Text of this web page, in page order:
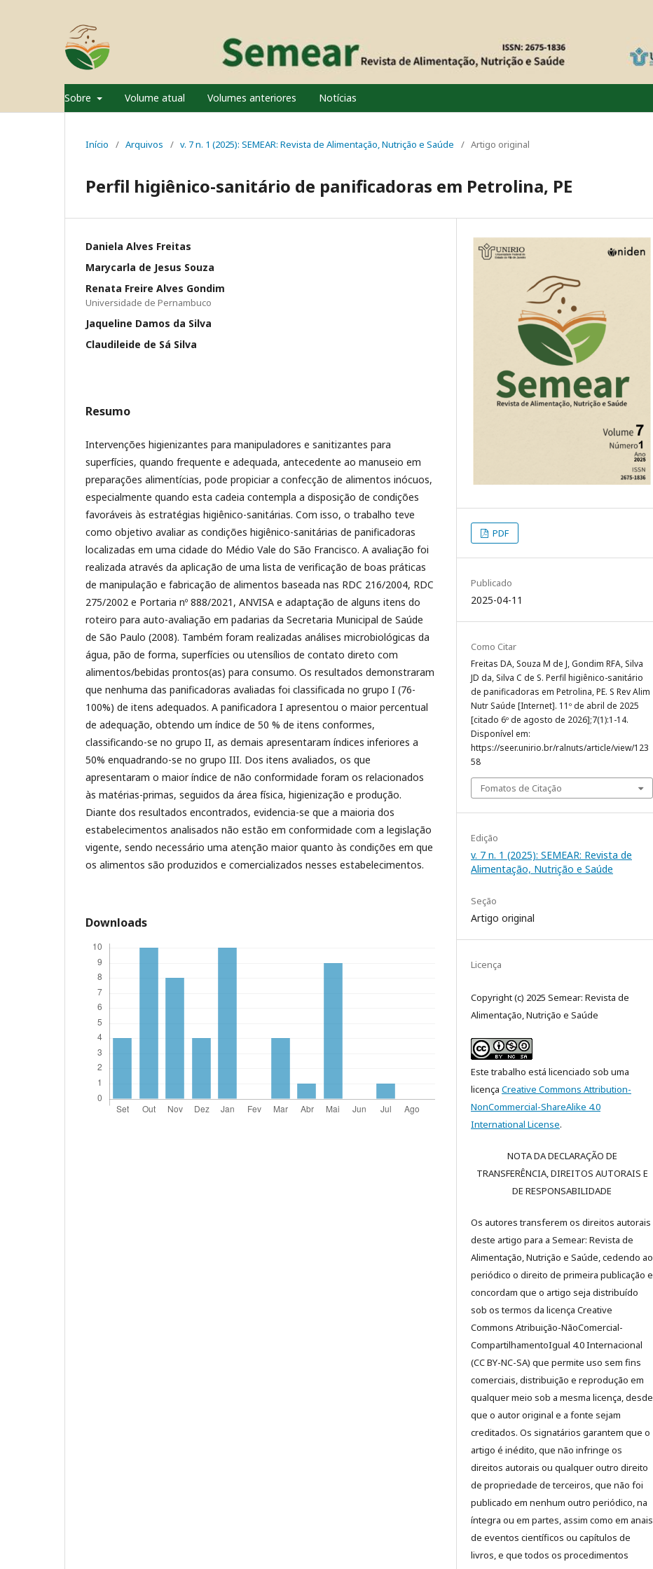
Sobre Volume atual Volumes anteriores Notícias
Início / Arquivos / v. 7 n. 1 (2025): SEMEAR: Revista de Alimentação, Nutrição e Saúde / Artigo original
Perfil higiênico-sanitário de panificadoras em Petrolina, PE
Daniela Alves Freitas
Marycarla de Jesus Souza
Renata Freire Alves Gondim
Universidade de Pernambuco
Jaqueline Damos da Silva
Claudileide de Sá Silva
Resumo
Intervenções higienizantes para manipuladores e sanitizantes para
superfícies, quando frequente e adequada, antecedente ao manuseio em
preparações alimentícias, pode propiciar a confecção de alimentos inócuos,
especialmente quando esta cadeia contempla a disposição de condições
favoráveis às estratégias higiênico-sanitárias. Com isso, o trabalho teve
como objetivo avaliar as condições higiênico-sanitárias de panificadoras
localizadas em uma cidade do Médio Vale do São Francisco. A avaliação foi
realizada através da aplicação de uma lista de verificação de boas práticas
de manipulação e fabricação de alimentos baseada nas RDC 216/2004, RDC
275/2002 e Portaria nº 888/2021, ANVISA e adaptação de alguns itens do
roteiro para auto-avaliação em padarias da Secretaria Municipal de Saúde
de São Paulo (2008). Também foram realizadas análises microbiológicas da
água, pão de forma, superfícies ou utensílios de contato direto com
alimentos/bebidas prontos(as) para consumo. Os resultados demonstraram
que nenhuma das panificadoras avaliadas foi classificada no grupo I (76-
100%) de itens adequados. A panificadora I apresentou o maior percentual
de adequação, obtendo um índice de 50 % de itens conformes,
classificando-se no grupo II, as demais apresentaram índices inferiores a
50% enquadrando-se no grupo III. Dos itens avaliados, os que
apresentaram o maior índice de não conformidade foram os relacionados
às matérias-primas, seguidos da área física, higienização e produção.
Diante dos resultados encontrados, evidencia-se que a maioria dos
estabelecimentos analisados não estão em conformidade com a legislação
vigente, sendo necessário uma atenção maior quanto às condições em que
os alimentos são produzidos e comercializados nesses estabelecimentos.
Downloads
PDF
Publicado
2025-04-11
Como Citar
Freitas DA, Souza M de J, Gondim RFA, Silva
JD da, Silva C de S. Perfil higiênico-sanitário
de panificadoras em Petrolina, PE. S Rev Alim
Nutr Saúde [Internet]. 11º de abril de 2025
[citado 6º de agosto de 2026];7(1):1-14.
Disponível em:
https://seer.unirio.br/ralnuts/article/view/123
58
Fomatos de Citação
Edição
v. 7 n. 1 (2025): SEMEAR: Revista de
Alimentação, Nutrição e Saúde
Seção
Artigo original
Licença
Copyright (c) 2025 Semear: Revista de
Alimentação, Nutrição e Saúde
Este trabalho está licenciado sob uma
licença Creative Commons Attribution-
NonCommercial-ShareAlike 4.0
International License.
NOTA DA DECLARAÇÃO DE
TRANSFERÊNCIA, DIREITOS AUTORAIS E
DE RESPONSABILIDADE
Os autores transferem os direitos autorais
deste artigo para a Semear: Revista de
Alimentação, Nutrição e Saúde, cedendo ao
periódico o direito de primeira publicação e
concordam que o artigo seja distribuído
sob os termos da licença Creative
Commons Atribuição-NãoComercial-
CompartilhamentoIgual 4.0 Internacional
(CC BY-NC-SA) que permite uso sem fins
comerciais, distribuição e reprodução em
qualquer meio sob a mesma licença, desde
que o autor original e a fonte sejam
creditados. Os signatários garantem que o
artigo é inédito, que não infringe os
direitos autorais ou qualquer outro direito
de propriedade de terceiros, que não foi
publicado em nenhum outro periódico, na
íntegra ou em partes, assim como em anais
de eventos científicos ou capítulos de
livros, e que todos os procedimentos